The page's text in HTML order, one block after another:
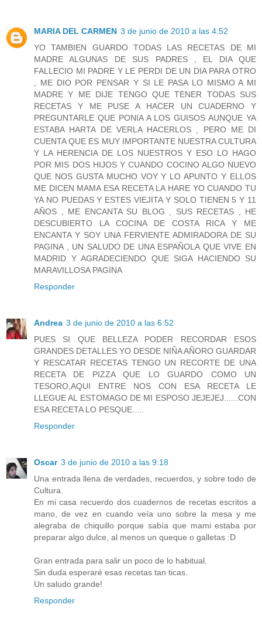
MARIA DEL CARMEN 3 de junio de 2010 a las 4:52
YO TAMBIEN GUARDO TODAS LAS RECETAS DE MI
MADRE ALGUNAS DE SUS PADRES , EL DIA QUE
FALLECIO MI PADRE Y LE PERDI DE UN DIA PARA OTRO
, ME DIO POR PENSAR Y SI LE PASA LO MISMO A MI
MADRE Y ME DIJE TENGO QUE TENER TODAS SUS
RECETAS Y ME PUSE A HACER UN CUADERNO Y
PREGUNTARLE QUE PONIA A LOS GUISOS AUNQUE YA
ESTABA HARTA DE VERLA HACERLOS , PERO ME DI
CUENTA QUE ES MUY IMPORTANTE NUESTRA CULTURA
Y LA HERENCIA DE LOS NUESTROS Y ESO LO HAGO
POR MIS DOS HIJOS Y CUANDO COCINO ALGO NUEVO
QUE NOS GUSTA MUCHO VOY Y LO APUNTO Y ELLOS
ME DICEN MAMA ESA RECETA LA HARE YO CUANDO TU
YA NO PUEDAS Y ESTES VIEJITA Y SOLO TIENEN 5 Y 11
AÑOS , ME ENCANTA SU BLOG , SUS RECETAS , HE
DESCUBIERTO LA COCINA DE COSTA RICA Y ME
ENCANTA Y SOY UNA FERVIENTE ADMIRADORA DE SU
PAGINA , UN SALUDO DE UNA ESPAÑOLA QUE VIVE EN
MADRID Y AGRADECIENDO QUE SIGA HACIENDO SU
MARAVILLOSA PAGINA
Responder
Andrea 3 de junio de 2010 a las 6:52
PUES SI QUE BELLEZA PODER RECORDAR ESOS
GRANDES DETALLES YO DESDE NIÑA AÑORO GUARDAR
Y RESCATAR RECETAS TENGO UN RECORTE DE UNA
RECETA DE PIZZA QUE LO GUARDO COMO UN
TESORO,AQUI ENTRE NOS CON ESA RECETA LE
LLEGUE AL ESTOMAGO DE MI ESPOSO JEJEJEJ......CON
ESA RECETA LO PESQUE.....
Responder
Oscar 3 de junio de 2010 a las 9:18
Una entrada llena de verdades, recuerdos, y sobre todo de
Cultura.
En mi casa recuerdo dos cuadernos de recetas escritos a
mano, de vez en cuando veía uno sobre la mesa y me
alegraba de chiquillo porque sabía que mami estaba por
preparar algo dulce, al menos un queque o galletas :D
Gran entrada para salir un poco de lo habitual.
Sin duda esperaré esas recetas tan ticas.
Un saludo grande!
Responder